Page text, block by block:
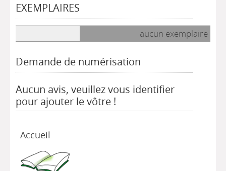
EXEMPLAIRES
aucun exemplaire
Demande de numérisation
Aucun avis, veuillez vous identifier
pour ajouter le vôtre !
Accueil